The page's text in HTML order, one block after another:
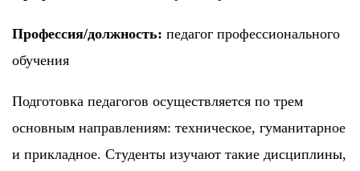
Профессия/должность: педагог профессионального
обучения
Подготовка педагогов осуществляется по трем
основным направлениям: техническое, гуманитарное
и прикладное. Студенты изучают такие дисциплины,